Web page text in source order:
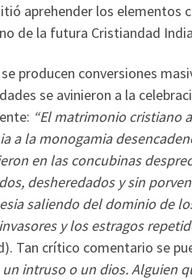
aprehender los elementos
de la futura Cristiandad
producen conversiones
se avinieron a la
“El matrimonio cristiano
a la monogamia
en las concubinas
desheredados y sin
saliendo del dominio de
y los estragos
Tan crítico comentario se
intruso o un dios. Alguien